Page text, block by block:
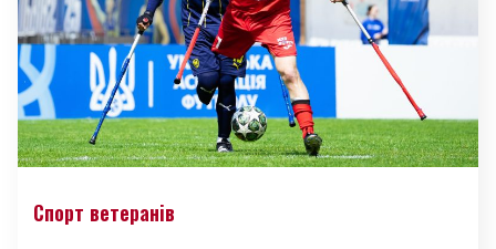
Спорт ветеранів